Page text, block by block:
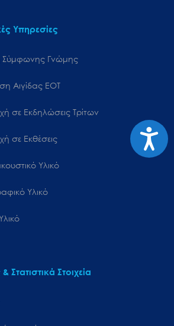
Υπηρεσίες
Σύμφωνης Γνώμης
Αιγίδας ΕΟΤ
σε Εκδηλώσεις Τρίτων
σε Εκθέσεις
Υλικό
Υλικό
Στατιστικά Στοιχεία